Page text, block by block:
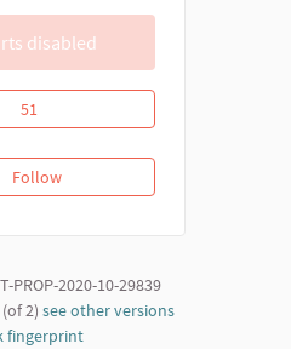
disabled
Riposte communautaire contre la
51
FollowRiposte communautaire contre
PROP-2020-10-29839
(of 2) see other versions
fingerprint